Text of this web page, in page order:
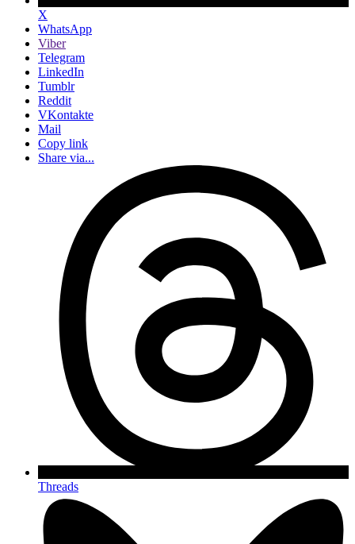
X
WhatsApp
Viber
Telegram
LinkedIn
Tumblr
Reddit
VKontakte
Mail
Copy link
Share via...
Threads